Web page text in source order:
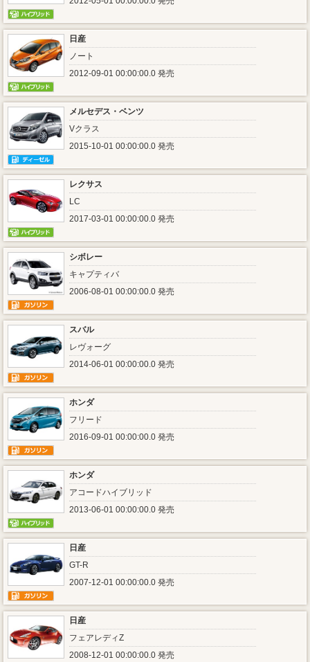
日産
ノート
2012-09-01 00:00:00.0 発売
メルセデス・ベンツ
Vクラス
2015-10-01 00:00:00.0 発売
レクサス
LC
2017-03-01 00:00:00.0 発売
シボレー
キャプティバ
2006-08-01 00:00:00.0 発売
スバル
レヴォーグ
2014-06-01 00:00:00.0 発売
ホンダ
フリード
2016-09-01 00:00:00.0 発売
ホンダ
アコードハイブリッド
2013-06-01 00:00:00.0 発売
日産
GT-R
2007-12-01 00:00:00.0 発売
日産
フェアレディZ
2008-12-01 00:00:00.0 発売